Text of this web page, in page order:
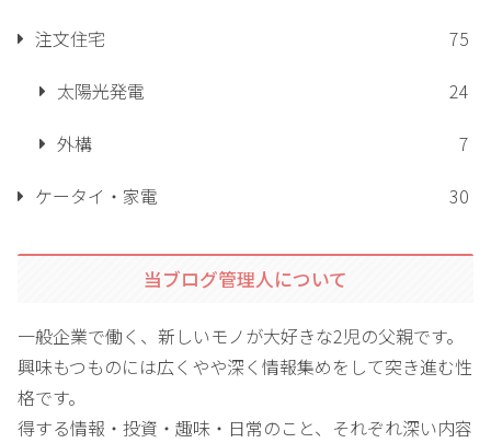
注文住宅
75
太陽光発電
24
外構
7
ケータイ・家電
30
当ブログ管理人について
一般企業で働く、新しいモノが大好きな2児の父親です。
興味もつものには広くやや深く情報集めをして突き進む性
格です。
得する情報・投資・趣味・日常のこと、それぞれ深い内容